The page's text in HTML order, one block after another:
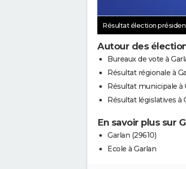
Résultat élection
Autour des
Bureaux de vote à
Résultat régionale à
Résultat municipale à
Résultat législatives à
En savoir plus sur
Garlan (29610)
Ecole à Garlan